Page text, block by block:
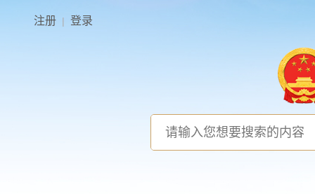
注册 | 登录